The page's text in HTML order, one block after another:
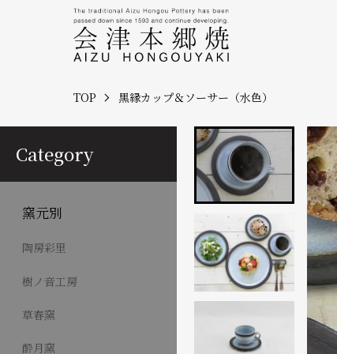
Category
窯元別
陶房彩里
樹ノ音工房
草春窯
酔月窯
TOP 黒縁カップ＆ソーサー（水色）